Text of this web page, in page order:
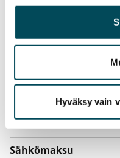
yhdistää näitä tietoja
heille tai joita on
palvelujaan.
Hyväksy vain
0 €, (yrityksille min. 1
Pakollinen, ei sisälly
Vesimaksu
Kulutuksen mukaan
Sähkömaksu